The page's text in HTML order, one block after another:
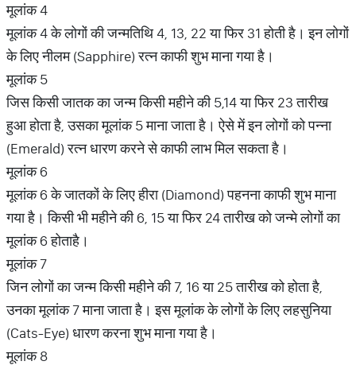
मूलांक 4
मूलांक 4 के लोगों की जन्मतिथि 4, 13, 22 या फिर 31 होती है। इन लोगों
के लिए नीलम (Sapphire) रत्न काफी शुभ माना गया है।
मूलांक 5
जिस किसी जातक का जन्म किसी महीने की 5,14 या फिर 23 तारीख
हुआ होता है, उसका मूलांक 5 माना जाता है। ऐसे में इन लोगों को पन्ना
(Emerald) रत्न धारण करने से काफी लाभ मिल सकता है।
मूलांक 6
मूलांक 6 के जातकों के लिए हीरा (Diamond) पहनना काफी शुभ माना
गया है। किसी भी महीने की 6, 15 या फिर 24 तारीख को जन्मे लोगों का
मूलांक 6 होताहै।
मूलांक 7
जिन लोगों का जन्म किसी महीने की 7, 16 या 25 तारीख को होता है,
उनका मूलांक 7 माना जाता है। इस मूलांक के लोगों के लिए लहसुनिया
(Cats-Eye) धारण करना शुभ माना गया है।
मूलांक 8